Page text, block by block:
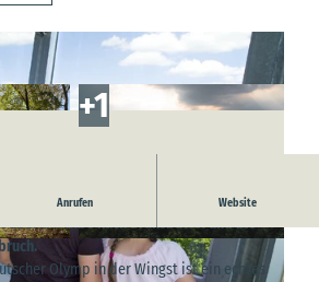
© B. Hilk | CC-BY
Anrufen Website
ein fantastischer Ausblick von
über die Elbe nach Brunsbüttel und bis
Olymp in der Wingst ist ein echtes